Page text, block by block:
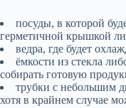
посуды, в которой
герметичной крышкой
ведра, где будет
ёмкости из стекла
собирать готовую
трубки с небольшим
хотя в крайнем случае